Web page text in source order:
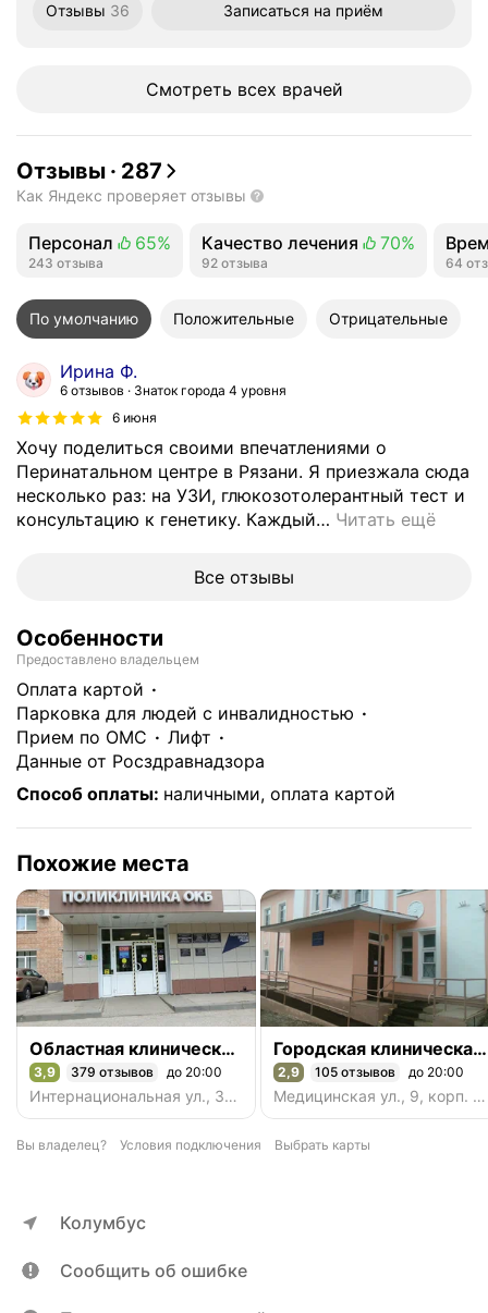
Отзывы 36 Записаться на приём
Смотреть всех врачей
Отзывы · 287
Как Яндекс проверяет отзывы
Персонал
Положительных отзывов
65%
243 отзыва
Качество лечения
Положительных отзывов
70%
92 отзыва 64
По умолчанию Положительные Отрицательные
Ирина Ф.
6 отзывов
Знаток города 4 уровня
6 июня
Хочу поделиться своими впечатлениями о
Перинатальном центре в Рязани. Я приезжала сюда
несколько раз: на УЗИ, глюкозотолерантный тест и
консультацию к генетику. Каждый… Читать ещё
Все отзывы
Особенности
Предоставлено владельцем
Оплата картой
парковка для людей с инвалидностью
прием по ОМС
лифт
данные от Росздравнадзора
Способ оплаты: наличными, оплата картой
Похожие места
Областная клиническая больница, консультативная поликлиника
Рейтинг 3,9 из 5
3,9 379 отзывов до 20:00
Интернациональная ул., 3А, корп. 1, район Канищево, Рязань
Городская клиническая больница № 5
Рейтинг 2,9 из 5
2,9 105 отзывов до 20:00
Медицинская ул., 9, корп. 2, район Приокский, Рязань
Вы владелец? Условия подключения Выбрать карты
Колумбус
Сообщить об ошибке